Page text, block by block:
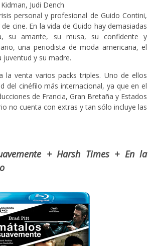
Judi Dench
personal y profesional de Guido Contini,
cine. En la vida de Guido hay demasiadas
su amante, su musa, su confidente y
una periodista de moda americana, el
y su madre.
la venta varios packs triples. Uno de ellos
del cinéfilo más internacional, ya que en el
de Francia, Gran Bretaña y Estados
no cuenta con extras y tan sólo incluye las
+ Harsh Times + En la